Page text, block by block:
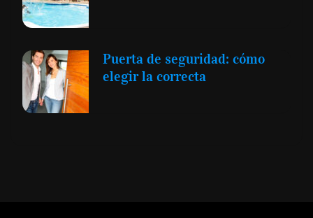
Puerta de seguridad: cómo
elegir la correcta